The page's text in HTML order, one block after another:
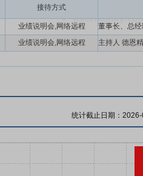
接待方式
业绩说明会,网络远程
业绩说明会,网络远程
统计截止日期：